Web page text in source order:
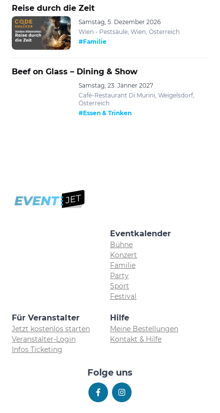
Reise durch die Zeit
Samstag, 5. Dezember 2026
Wien - Pestsäule, Wien, Österreich
#Familie
Beef on Glass – Dining & Show
Samstag, 23. Jänner 2027
Café-Restaurant Di Murini, Weigelsdorf,
Österreich
#Essen & Trinken
Eventkalender
Bühne
Konzert
Familie
Party
Sport
Festival
Für Veranstalter
Jetzt kostenlos starten
Veranstalter-Login
Infos Ticketing
Hilfe
Meine Bestellungen
Kontakt & Hilfe
Folge uns